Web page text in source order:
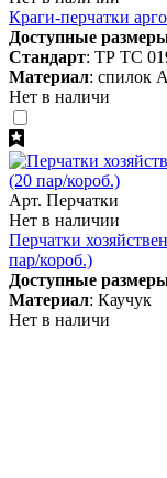
Краги-перчатки
Доступные
Стандарт: ТР ТС
Материал: спилок
Нет в наличи
Арт. Перчатки
Нет в наличии
Перчатки
пар/короб.)
Доступные
Материал: Каучук
Нет в наличи